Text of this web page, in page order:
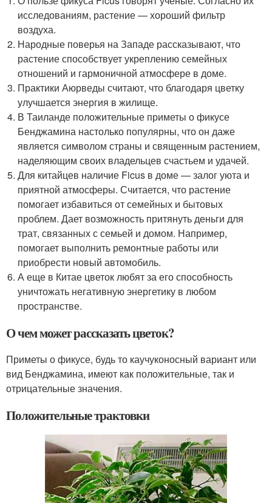
исследованиям, растение — хороший фильтр
воздуха.
Народные поверья на Западе рассказывают, что
растение способствует укреплению семейных
отношений и гармоничной атмосфере в доме.
Практики Аюрведы считают, что благодаря цветку
улучшается энергия в жилище.
В Таиланде положительные приметы о фикусе
Бенджамина настолько популярны, что он даже
является символом страны и священным растением,
наделяющим своих владельцев счастьем и удачей.
Для китайцев наличие Ficus в доме — залог уюта и
приятной атмосферы. Считается, что растение
помогает избавиться от семейных и бытовых
проблем. Дает возможность притянуть деньги для
трат, связанных с семьей и домом. Например,
помогает выполнить ремонтные работы или
приобрести новый автомобиль.
А еще в Китае цветок любят за его способность
уничтожать негативную энергетику в любом
пространстве.
О чем может рассказать цветок?
Приметы о фикусе, будь то каучуконосный вариант или
вид Бенджамина, имеют как положительные, так и
отрицательные значения.
Положительные трактовки